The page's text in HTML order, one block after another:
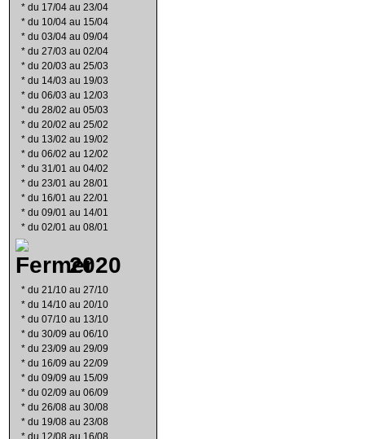
* du 17/04 au 23/04
* du 10/04 au 15/04
* du 03/04 au 09/04
* du 27/03 au 02/04
* du 20/03 au 25/03
* du 14/03 au 19/03
* du 06/03 au 12/03
* du 28/02 au 05/03
* du 20/02 au 25/02
* du 13/02 au 19/02
* du 06/02 au 12/02
* du 31/01 au 04/02
* du 23/01 au 28/01
* du 16/01 au 22/01
* du 09/01 au 14/01
* du 02/01 au 08/01
2020
* du 21/10 au 27/10
* du 14/10 au 20/10
* du 07/10 au 13/10
* du 30/09 au 06/10
* du 23/09 au 29/09
* du 16/09 au 22/09
* du 09/09 au 15/09
* du 02/09 au 06/09
* du 26/08 au 30/08
* du 19/08 au 23/08
* du 12/08 au 16/08